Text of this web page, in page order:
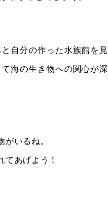
自分の作った水族館を見
海の生き物への関心が深
いるね。
てあげよう！